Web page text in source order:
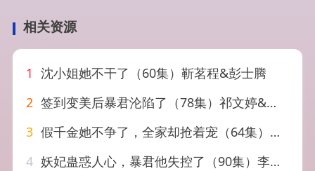
相关资源
1 沈小姐她不干了（60集）靳茗程&彭士腾
2 签到变美后暴君沦陷了（78集）祁文婷&黄宥天
3 假千金她不争了，全家却抢着宠（64集）刘彦凯&楚玥
4 妖妃蛊惑人心，暴君他失控了（90集）李子锋＆张艺霖